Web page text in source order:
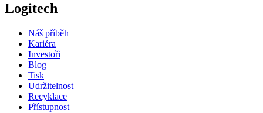
Logitech
Náš příběh
Kariéra
Investoři
Blog
Tisk
Udržitelnost
Recyklace
Přístupnost